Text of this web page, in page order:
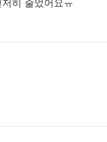
히 줄었어요ㅠ